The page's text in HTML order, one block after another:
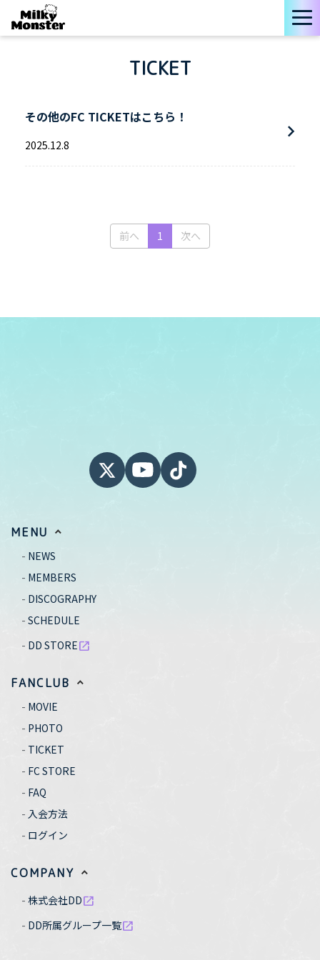
TICKET
その他のFC TICKETはこちら！
2025.12.8
前へ 1 (current)
次へ
MENU
NEWS
MEMBERS
DISCOGRAPHY
SCHEDULE
DD STOREopen_in_new
FANCLUB
MOVIE
PHOTO
TICKET
FC STORE
FAQ
入会方法
ログイン
COMPANY
株式会社DDopen_in_new
DD所属グループ一覧open_in_new